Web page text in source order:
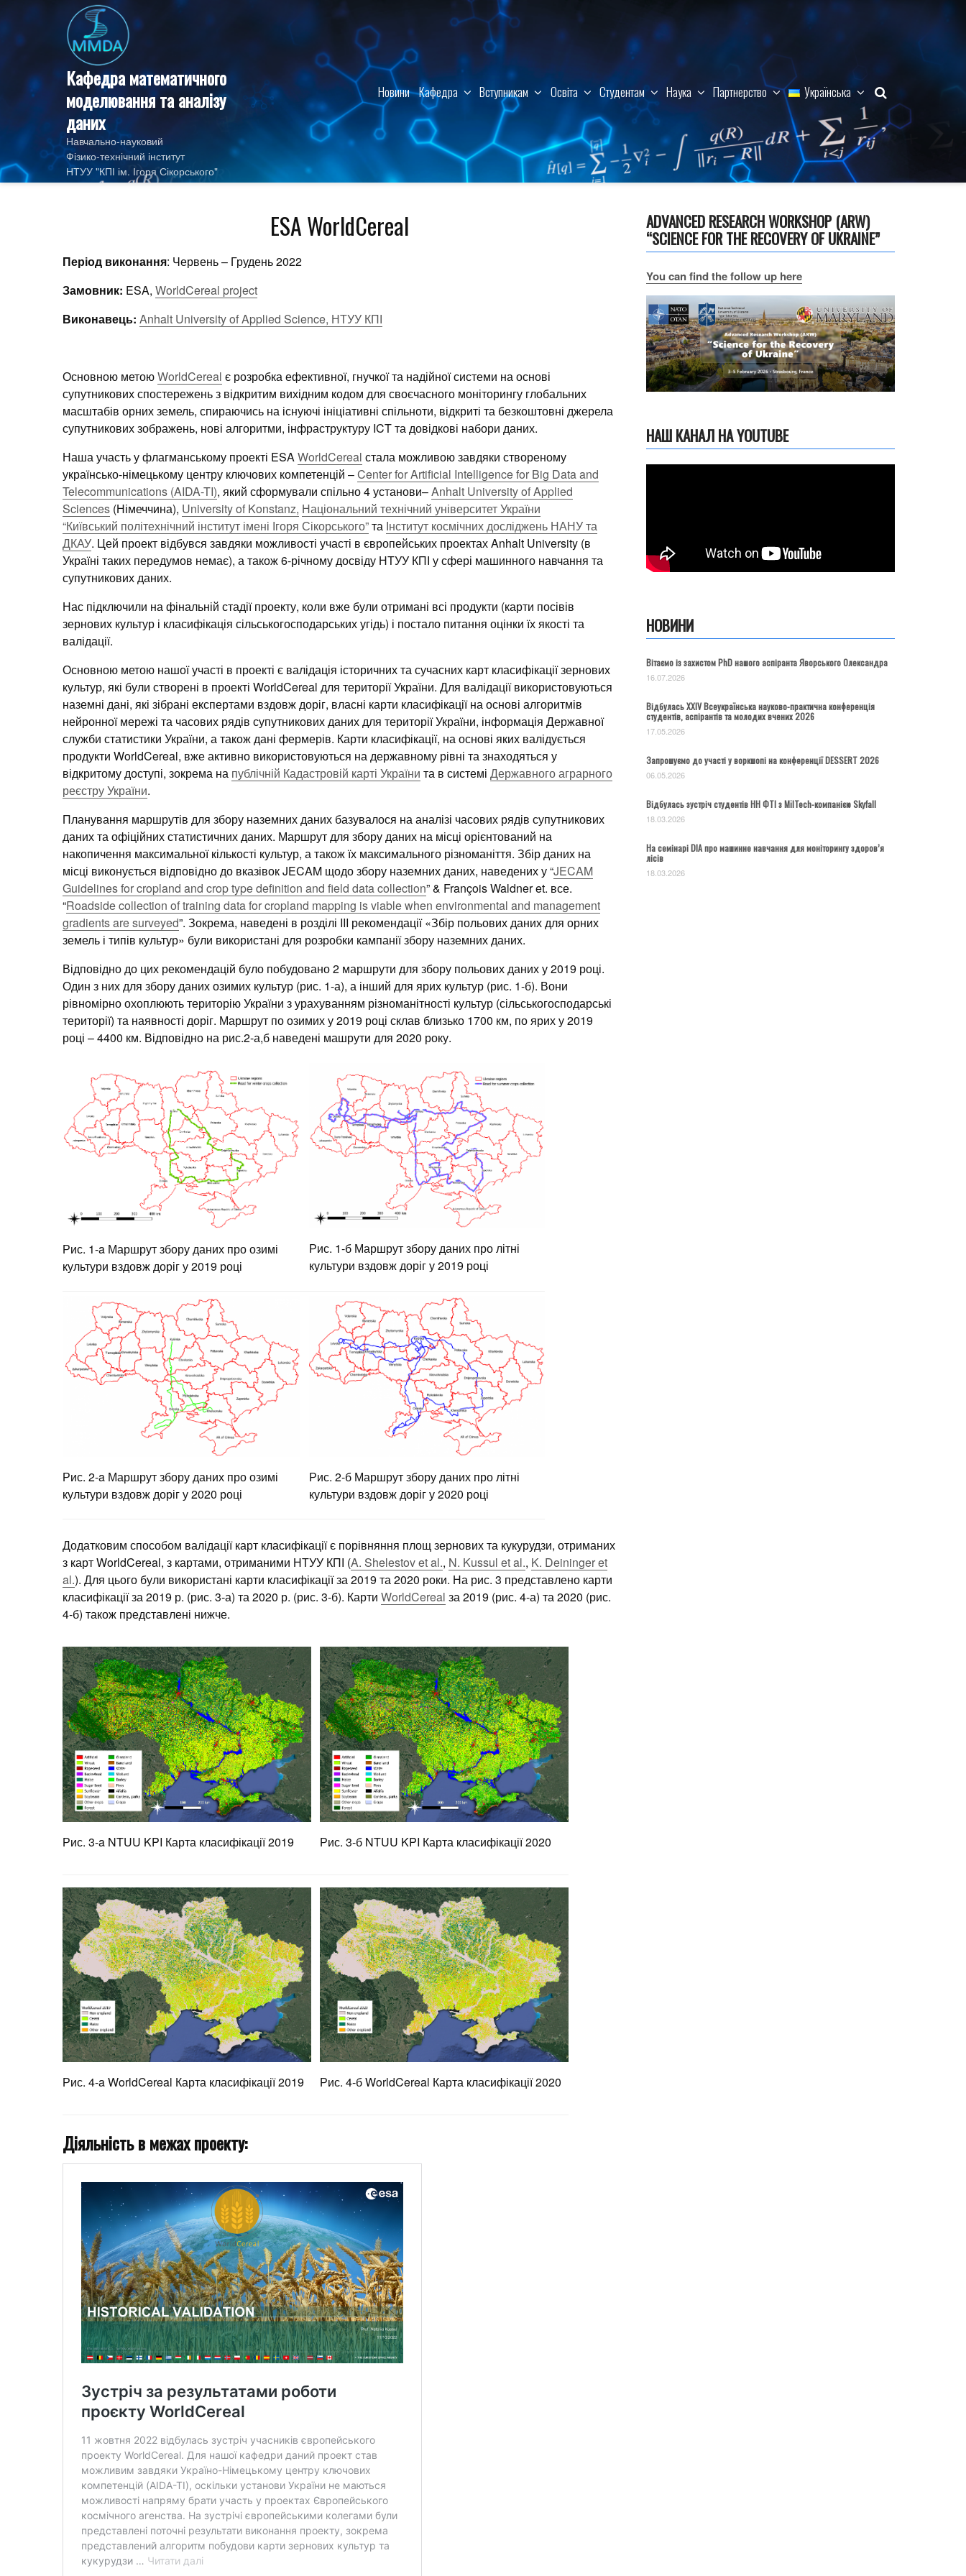
content
Кафедра математичного
моделювання та аналізу
даних
Навчально-науковий
Фізико‑технічний інститут
НТУУ "КПІ ім. Ігоря Сікорського"
Новини Кафедра Вступникам Освіта Студентам Наука Партнерство Українська
ESA WorldCereal
Період виконання: Червень – Грудень 2022
Замовник: ESA, WorldCereal project
Виконавець: Anhalt University of Applied Science, НТУУ КПІ
Основною метоюWorldCereal є розробка ефективної, гнучкої та надійної системи на основі
супутникових спостережень з відкритим вихідним кодом для своєчасного моніторингу глобальних
масштабів орних земель, спираючись на існуючі ініціативні спільноти, відкриті та безкоштовні джерела
супутникових зображень, нові алгоритми, інфраструктуру ICT та довідкові набори даних.
Наша участь у флагманському проекті ESAWorldCereal стала можливою завдяки створеному
українсько-німецькому центру ключових компетенцій –Center for Artificial Intelligence for Big Data and
Telecommunications (AIDA-TI), який сформували спільно 4 установи–Anhalt University of Applied
Sciences (Німеччина), University of Konstanz, Національний технічний університет України
“Київський політехнічний інститут імені Ігоря Сікорського”та Інститут космічних досліджень НАНУ та
ДКАУ. Цей проект відбувся завдяки можливості участі в європейських проектах Anhalt University (в
Україні таких передумов немає), а також 6-річному досвіду НТУУ КПІ у сфері машинного навчання та
супутникових даних.
Нас підключили на фінальній стадії проекту, коли вже були отримані всі продукти (карти посівів
зернових культур і класифікація сільськогосподарських угідь) і постало питання оцінки їх якості та
валідації.
Основною метою нашої участі в проекті є валідація історичних та сучасних карт класифікації зернових
культур, які були створені в проекті WorldCereal для території України. Для валідації використовуються
наземні дані, які зібрані експертами вздовж доріг, власні карти класифікації на основі алгоритмів
нейронної мережі та часових рядів супутникових даних для території України, інформація Державної
служби статистики України, а також дані фермерів. Карти класифікації, на основі яких валідується
продукти WorldCereal, вже активно використовуються на державному рівні та знаходяться у
відкритому доступі, зокрема на публічній Кадастровій карті України та в системі Державного аграрного
реєстру України.
Планування маршрутів для збору наземних даних базувалося на аналізі часових рядів супутникових
даних та офіційних статистичних даних. Маршрут для збору даних на місці орієнтований на
накопичення максимальної кількості культур, а також їх максимального різноманіття. Збір даних на
місці виконується відповідно до вказівок JECAM щодо збору наземних даних, наведених у “JECAM
Guidelines for cropland and crop type definition and field data collection” & François Waldner et. все.
“Roadside collection of training data for cropland mapping is viable when environmental and management
gradients are surveyed”. Зокрема, наведені в розділі III рекомендації «Збір польових даних для орних
земель і типів культур» були використані для розробки кампанії збору наземних даних.
Відповідно до цих рекомендацій було побудовано 2 маршрути для збору польових даних у 2019 році.
Один з них для збору даних озимих культур (рис. 1-а), а інший для ярих культур (рис. 1-б). Вони
рівномірно охоплюють територію України з урахуванням різноманітності культур (сільськогосподарські
території) та наявності доріг. Маршрут по озимих у 2019 році склав близько 1700 км, по ярих у 2019
році – 4400 км. Відповідно на рис.2-а,б наведені машрути для 2020 року.
Рис. 1-a Маршрут збору даних про озимі
культури вздовж доріг у 2019 році
Рис. 1-б Маршрут збору даних про літні
культури вздовж доріг у 2019 році
Рис. 2-a Маршрут збору даних про озимі
культури вздовж доріг у 2020 році
Рис. 2-б Маршрут збору даних про літні
культури вздовж доріг у 2020 році
Додатковим способом валідації карт класифікації є порівняння площ зернових та кукурудзи, отриманих
з карт WorldCereal, з картами, отриманими НТУУ КПІ (A. Shelestov et al., N. Kussul et al., K. Deininger et
al.). Для цього були використані карти класифікації за 2019 та 2020 роки. На рис. 3 представлено карти
класифікації за 2019 р. (рис. 3-а) та 2020 р. (рис. 3-б). Карти WorldCereal за 2019 (рис. 4-а) та 2020 (рис.
4-б) також представлені нижче.
Рис. 3-a NTUU KPI Карта класифікації 2019 Рис. 3-б NTUU KPI Карта класифікації 2020
Рис. 4-a WorldCereal Карта класифікації 2019 Рис. 4-б WorldCereal Карта класифікації 2020
Діяльність в межах проекту:
ADVANCED RESEARCH WORKSHOP (ARW)
“SCIENCE FOR THE RECOVERY OF UKRAINE”
You can find the follow up here
НАШ КАНАЛ НА YOUTUBE
НОВИНИ
Вітаємо із захистом PhD нашого аспіранта Яворського Олександра
16.07.2026
Відбулась ХХІV Всеукраїнська науково-практична конференція
студентів, аспірантів та молодих вчених 2026
17.05.2026
Запрошуємо до участі у воркшопі на конференції DESSERT 2026
06.05.2026
Відбулась зустріч студентів НН ФТІ з MilTech-компанією Skyfall
18.03.2026
На семінарі DIA про машинне навчання для моніторингу здоров’я
лісів
18.03.2026